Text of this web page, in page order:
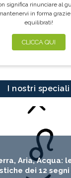
significa rinunciare al
in forma
equilibrati!
CLICCA QUI
I nostri speciali
Aria, Acqua:
dei 12